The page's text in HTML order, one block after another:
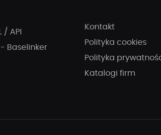
/ API
Baselinker
Kontakt
Polityka cookies
Polityka
Katalogi firm